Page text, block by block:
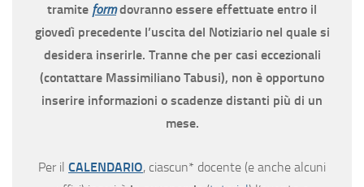
tramite form dovranno essere effettuate entro il
giovedì precedente l’uscita del Notiziario nel quale si
desidera inserirle. Tranne che per casi eccezionali
(contattare Massimiliano Tabusi), non è opportuno
inserire informazioni o scadenze distanti più di un
mese.
Per il CALENDARIO, ciascun* docente (e anche alcuni